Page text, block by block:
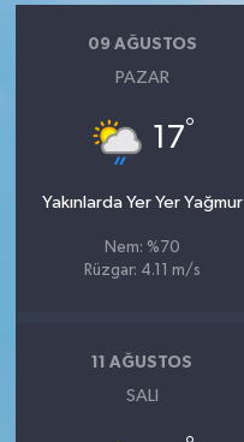
09 AĞUSTOS
PAZAR
17°
Yakınlarda Yer Yer Yağmur
Nem: %70
Rüzgar: 4.11 m/s
11 AĞUSTOS
SALI